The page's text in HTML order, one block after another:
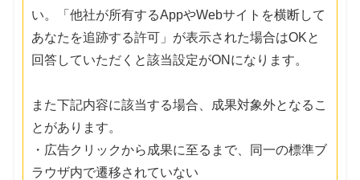
い。「他社が所有するAppやWebサイトを横断して
あなたを追跡する許可」が表示された場合はOKと
回答していただくと該当設定がONになります。
また下記内容に該当する場合、成果対象外となるこ
とがあります。
・広告クリックから成果に至るまで、同一の標準ブ
ラウザ内で遷移されていない